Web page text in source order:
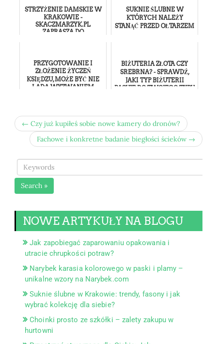
STRZYŻENIE DAMSKIE W
KRAKOWIE -
SKACZMARZYK.PL
ZAPRASZA DO
SUKNIE ŚLUBNE W
KTÓRYCH NALEŻY
STANĄĆ PRZED OŁTARZEM
PRZYGOTOWANIE I
ZŁOŻENIE ŻYCZEŃ
KSIĘDZU, MOŻE BYĆ NIE
LADA WYZWANIEM
BIŻUTERIA ZŁOTA CZY
SREBRNA? - SPRAWDŹ,
JAKI TYP BIŻUTERII
PASUJE DO TWOJEGO TYPU
← Czy już kupiłeś sobie nowe kamery do dronów?
Fachowe i konkretne badanie biegłości ścieków →
Search »
NOWE ARTYKUŁY NA BLOGU
Jak zapobiegać zaparowaniu opakowania i
utracie chrupkości potraw?
Narybek karasia kolorowego w paski i plamy –
unikalne wzory na Narybek.com
Suknie ślubne w Krakowie: trendy, fasony i jak
wybrać kolekcję dla siebie?
Choinki prosto ze szkółki – zalety zakupu w
hurtowni